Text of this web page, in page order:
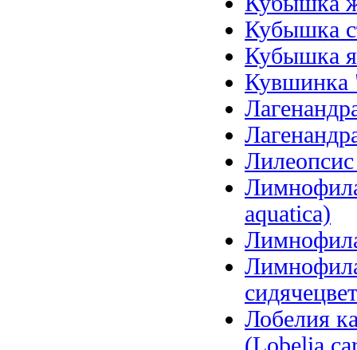
Кубышка
Кубышка
Кувшинка
aquatica)
Лобелия